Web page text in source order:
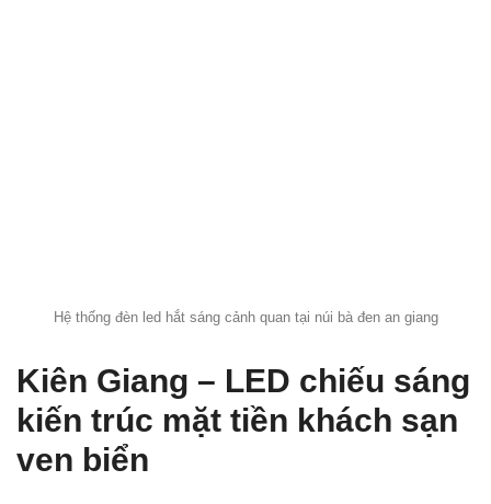
Hệ thống đèn led hắt sáng cảnh quan tại núi bà đen an giang
Kiên Giang – LED chiếu sáng
kiến trúc mặt tiền khách sạn
ven biển